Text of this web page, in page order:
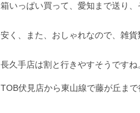
箱いっぱい買って、愛知まで送り
安く、また、おしゃれなので、雑
長久手店は割と行きやすそうですね
TOB伏見店から東山線で藤が丘ま